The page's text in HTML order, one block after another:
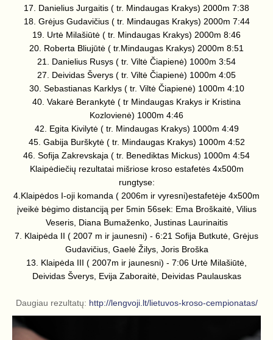
17. Danielius Jurgaitis ( tr. Mindaugas Krakys) 2000m 7:38
18. Grėjus Gudavičius ( tr. Mindaugas Krakys) 2000m 7:44
19. Urtė Milašiūtė ( tr. Mindaugas Krakys) 2000m 8:46
20. Roberta Bliujūtė ( tr.Mindaugas Krakys) 2000m 8:51
21. Danielius Rusys ( tr. Viltė Čiapienė) 1000m 3:54
27. Deividas Šverys ( tr. Viltė Čiapienė) 1000m 4:05
30. Sebastianas Karklys ( tr. Viltė Čiapienė) 1000m 4:10
40. Vakarė Berankytė ( tr Mindaugas Krakys ir Kristina
Kozlovienė) 1000m 4:46
42. Egita Kivilytė ( tr. Mindaugas Krakys) 1000m 4:49
45. Gabija Burškytė ( tr. Mindaugas Krakys) 1000m 4:52
46. Sofija Zakrevskaja ( tr. Benediktas Mickus) 1000m 4:54
Klaipėdiečių rezultatai mišriose kroso estafetės 4x500m
rungtyse:
4.Klaipėdos I-oji komanda ( 2006m ir vyresni)estafetėje 4x500m
įveikė bėgimo distanciją per 5min 56sek: Ema Broškaitė, Vilius
Veseris, Diana Bumaženko, Justinas Laurinaitis
7. Klaipėda II ( 2007 m ir jaunesni) - 6:21 Sofija Butkutė, Grėjus
Gudavičius, Gaelė Žilys, Joris Broška
13. Klaipėda III ( 2007m ir jaunesni) - 7:06 Urtė Milašiūtė,
Deividas Šverys, Evija Zaboraitė, Deividas Paulauskas
Daugiau rezultatų: http://lengvoji.lt/lietuvos-kroso-cempionatas/